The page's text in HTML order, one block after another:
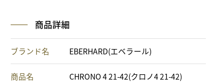
商品詳細
ブランド名 EBERHARD(エベラール)
商品名 CHRONO 4 21-42(クロノ4 21-42)